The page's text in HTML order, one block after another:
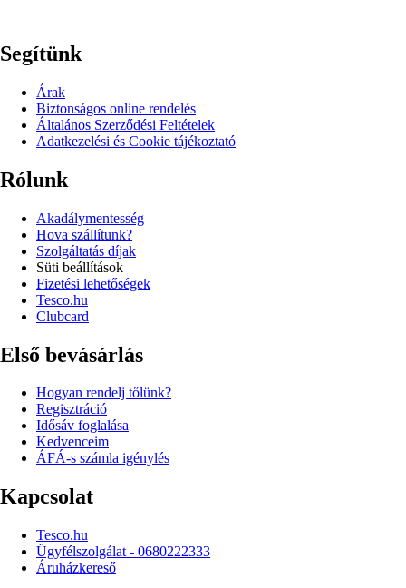
Segítünk
Árak
Biztonságos online rendelés
Általános Szerződési Feltételek
Adatkezelési és Cookie tájékoztató
Rólunk
Akadálymentesség
Hova szállítunk?
Szolgáltatás díjak
Süti beállítások
Fizetési lehetőségek
Tesco.hu
Clubcard
Első bevásárlás
Hogyan rendelj tőlünk?
Regisztráció
Idősáv foglalása
Kedvenceim
ÁFÁ-s számla igénylés
Kapcsolat
Tesco.hu
Ügyfélszolgálat - 0680222333
Áruházkereső